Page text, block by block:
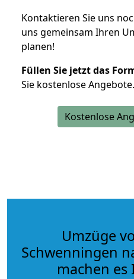
Kontaktieren Sie uns
uns gemeinsam Ihren
planen!
Füllen Sie jetzt das
Sie kostenlose Angebote.
Kostenlose
Umzüge
Schwenningen
machen